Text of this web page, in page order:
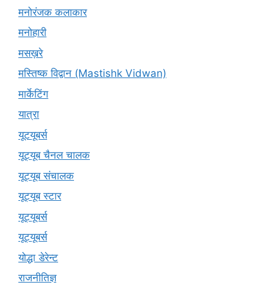
मनोरंजक कलाकार
मनोहारी
मसख़रे
मस्तिष्क विद्वान (Mastishk Vidwan)
मार्केटिंग
यात्रा
यूटयूबर्स
यूट्यूब चैनल चालक
यूट्यूब संचालक
यूट्यूब स्टार
यूट्यूबर्स
यूट्‍यूबर्स
योद्धा डेरेन्ट
राजनीतिज्ञ